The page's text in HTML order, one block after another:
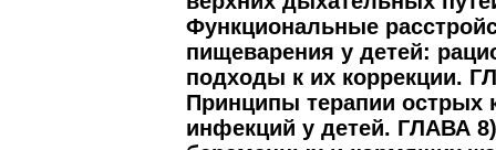
Функциональные
пищеварения у детей:
подходы к их коррекции.
Принципы терапии острых
инфекций у детей. ГЛАВА